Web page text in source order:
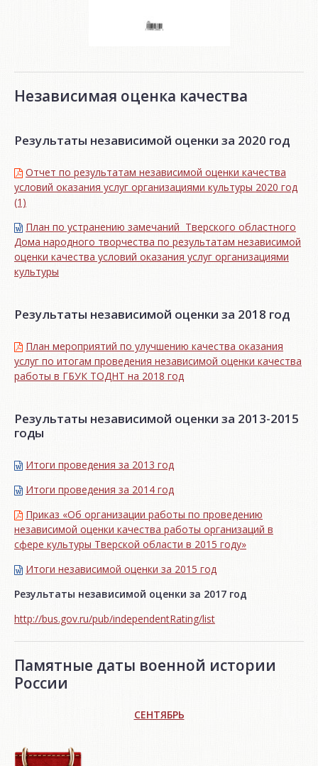
Независимая оценка качества
Результаты независимой оценки за 2020 год
Отчет по результатам независимой оценки качества
условий оказания услуг организациями культуры 2020 год
(1)
План по устранению замечаний Тверского областного
Дома народного творчества по результатам независимой
оценки качества условий оказания услуг организациями
культуры
Результаты независимой оценки за 2018 год
План мероприятий по улучшению качества оказания
услуг по итогам проведения независимой оценки качества
работы в ГБУК ТОДНТ на 2018 год
Результаты независимой оценки за 2013-2015
годы
Итоги проведения за 2013 год
Итоги проведения за 2014 год
Приказ «Об организации работы по проведению
независимой оценки качества работы организаций в
сфере культуры Тверской области в 2015 году»
Итоги независимой oценки за 2015 год
Результаты независимой оценки за 2017 год
http://bus.gov.ru/pub/independentRating/list
Памятные даты военной истории
России
СЕНТЯБРЬ